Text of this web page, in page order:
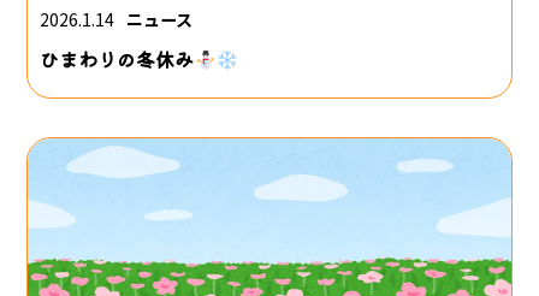
2026.1.14 ニュース
ひまわりの冬休み